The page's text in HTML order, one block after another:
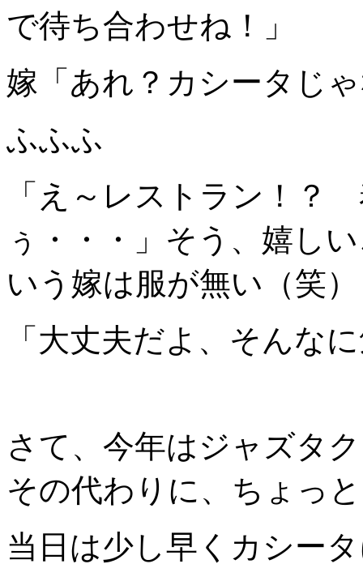
で待ち合わせね！」
嫁「あれ？カシータじ
ふふふ
「え～レストラン！？
ぅ・・・」そう、嬉し
いう嫁は服が無い（笑）
「大丈夫だよ、そんな
さて、今年はジャズタ
その代わりに、ちょっ
当日は少し早くカシー